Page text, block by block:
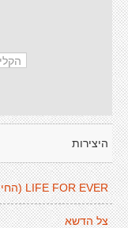
היצירות
LIFE FOR EVER (החיים שמעבר)
צל הדשא